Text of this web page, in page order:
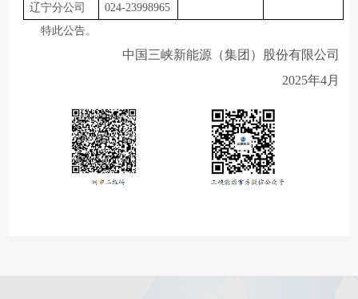
辽宁分公司
024-23998965
特此公告。
中国三峡新能源（集团）股份有限公司
2025年4月